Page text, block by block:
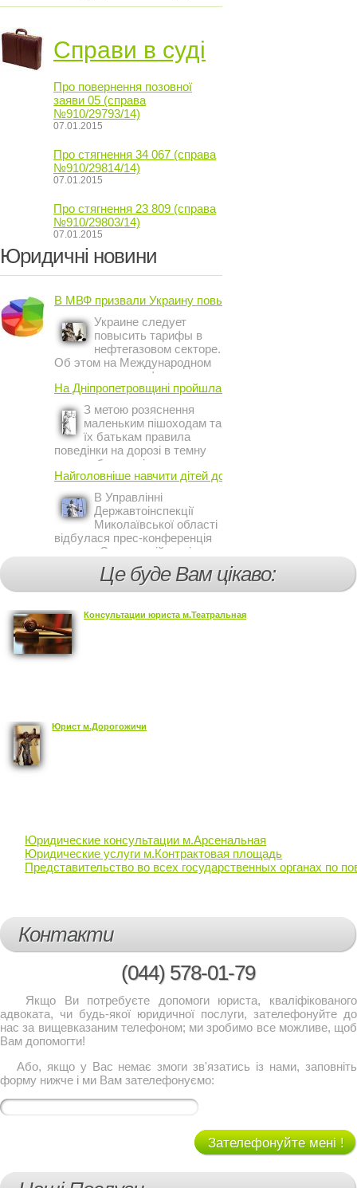
Справи в суді
Про повернення позовної
заяви 05 (справа
№910/29793/14)
07.01.2015
Про стягнення 34 067 (справа
№910/29814/14)
07.01.2015
Про стягнення 23 809 (справа
№910/29803/14)
07.01.2015
Юридичні новини
В МВФ призвали Украину повысить ...
Украине следует
повысить тарифы в
нефтегазовом секторе.
Об этом на Международном
инвестиционном форуме в
Киеве заявил постоянный
представитель МВФ на
Украине Жером Ваше.
На Дніпропетровщині пройшла акція ...
З метою розяснення
маленьким пішоходам та
їх батькам правила
поведінки на дорозі в темну
пору доби, працівники сектору
профілактичної роботи відділу
ДАІ з обслуговування міста
Кривий Ріг провели ...
Найголовніше навчити дітей дотримуватися ...
В Управлінні
Державтоінспекції
Миколаївської області
відбулася прес-конференція
на тему Стан аварійності за
участю, з вини дітей і
пішоходів.Це буде Вам цікаво:
Консультации юриста м.Театральная
Юрист м.Дорогожичи
Юридические консультации м.Арсенальная
Юридические услуги м.Контрактовая площадь
Представительство во всех государственных органах по
Контакти
(044) 578-01-79
Якщо Ви потребуєте допомоги юриста, кваліфікованого
адвоката, чи будь-якої юридичної послуги, зателефонуйте до
нас за вищевказаним телефоном; ми зробимо все можливе, щоб
Вам допомогти!
Або, якщо у Вас немає змоги зв'язатись із нами, заповніть
форму нижче і ми Вам зателефонуємо:
Зателефонуйте мені !